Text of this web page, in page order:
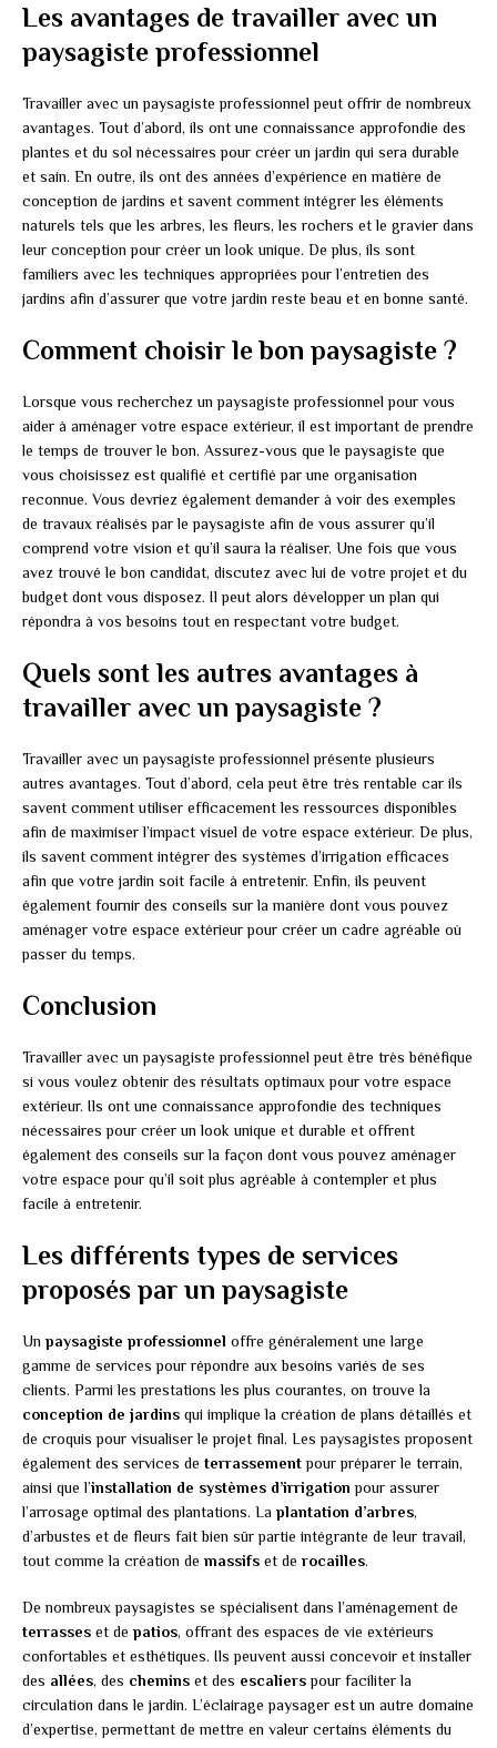
Les avantages de travailler avec un
paysagiste professionnel
Travailler avec un paysagiste professionnel peut offrir de nombreux
avantages. Tout d’abord, ils ont une connaissance approfondie des
plantes et du sol nécessaires pour créer un jardin qui sera durable
et sain. En outre, ils ont des années d’expérience en matière de
conception de jardins et savent comment intégrer les éléments
naturels tels que les arbres, les fleurs, les rochers et le gravier dans
leur conception pour créer un look unique. De plus, ils sont
familiers avec les techniques appropriées pour l’entretien des
jardins afin d’assurer que votre jardin reste beau et en bonne santé.
Comment choisir le bon paysagiste ?
Lorsque vous recherchez un paysagiste professionnel pour vous
aider à aménager votre espace extérieur, il est important de prendre
le temps de trouver le bon. Assurez-vous que le paysagiste que
vous choisissez est qualifié et certifié par une organisation
reconnue. Vous devriez également demander à voir des exemples
de travaux réalisés par le paysagiste afin de vous assurer qu’il
comprend votre vision et qu’il saura la réaliser. Une fois que vous
avez trouvé le bon candidat, discutez avec lui de votre projet et du
budget dont vous disposez. Il peut alors développer un plan qui
répondra à vos besoins tout en respectant votre budget.
Quels sont les autres avantages à
travailler avec un paysagiste ?
Travailler avec un paysagiste professionnel présente plusieurs
autres avantages. Tout d’abord, cela peut être très rentable car ils
savent comment utiliser efficacement les ressources disponibles
afin de maximiser l’impact visuel de votre espace extérieur. De plus,
ils savent comment intégrer des systèmes d’irrigation efficaces
afin que votre jardin soit facile à entretenir. Enfin, ils peuvent
également fournir des conseils sur la manière dont vous pouvez
aménager votre espace extérieur pour créer un cadre agréable où
passer du temps.
Conclusion
Travailler avec un paysagiste professionnel peut être très bénéfique
si vous voulez obtenir des résultats optimaux pour votre espace
extérieur. Ils ont une connaissance approfondie des techniques
nécessaires pour créer un look unique et durable et offrent
également des conseils sur la façon dont vous pouvez aménager
votre espace pour qu’il soit plus agréable à contempler et plus
facile à entretenir.
Les différents types de services
proposés par un paysagiste
Un paysagiste professionnel offre généralement une large
gamme de services pour répondre aux besoins variés de ses
clients. Parmi les prestations les plus courantes, on trouve la
conception de jardins qui implique la création de plans détaillés et
de croquis pour visualiser le projet final. Les paysagistes proposent
également des services de terrassementpour préparer le terrain,
ainsi que l’installation de systèmes d’irrigation pour assurer
l’arrosage optimal des plantations. La plantation d’arbres,
d’arbustes et de fleurs fait bien sûr partie intégrante de leur travail,
tout comme la création de massifs et de rocailles.
De nombreux paysagistes se spécialisent dans l’aménagement de
terrasses et de patios, offrant des espaces de vie extérieurs
confortables et esthétiques. Ils peuvent aussi concevoir et installer
des allées, des chemins et des escalierspour faciliter la
circulation dans le jardin. L’éclairage paysager est un autre domaine
d’expertise, permettant de mettre en valeur certains éléments du